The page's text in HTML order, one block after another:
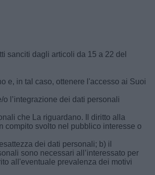
sanciti dagli articoli da 15 a 22 del
e, in tal caso, ottenere l'accesso ai Suoi
l’integrazione dei dati personali
che La riguardano. Il diritto alla
compito svolto nel pubblico interesse o
dei dati personali; b) il
sono necessari all’interessato per
all'eventuale prevalenza dei motivi